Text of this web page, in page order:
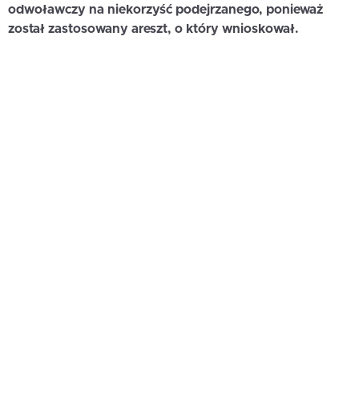
odwoławczy na niekorzyść podejrzanego, ponieważ
został zastosowany areszt, o który wnioskował.